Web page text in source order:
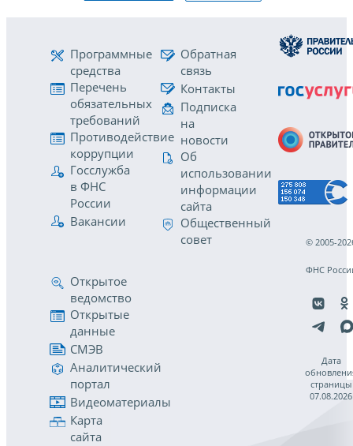
Программные
средства
Перечень
обязательных
требований
Противодействие
коррупции
Госслужба
в ФНС
России
Вакансии
Обратная
связь
Контакты
Подписка
на
новости
Об
использовании
информации
сайта
Общественный
совет
Открытое
ведомство
Открытые
данные
СМЭВ
Аналитический
портал
Видеоматериалы
Карта
сайта
© 2005-
ФНС
Дата
страницы
07.08.2026